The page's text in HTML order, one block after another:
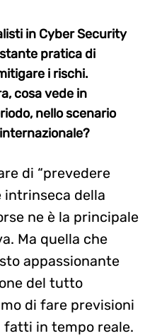
in Cyber Security
pratica di
i rischi.
cosa vede in
nello scenario
di “prevedere
intrinseca della
ne è la principale
Ma quella che
appassionante
del tutto
di fare previsioni
in tempo reale.